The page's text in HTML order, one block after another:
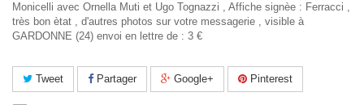
Monicelli avec Ornella Muti et Ugo Tognazzi , Affiche signèe : Ferracci ,
très bon ètat , d'autres photos sur votre messagerie , visible à
GARDONNE (24) envoi en lettre de : 3 €
Tweet Partager Google+ Pinterest